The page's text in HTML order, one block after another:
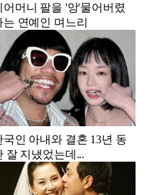
어머니 팔을 '앙'물어버렸
는 연예인 며느리
국인 아내와 결혼 13년 동
잘 지냈었는데...